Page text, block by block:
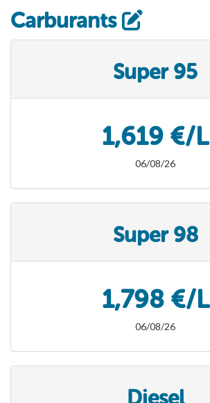
Carburants
Super 95
1,619 €/L
06/08/26
Super 98
1,798 €/L
06/08/26